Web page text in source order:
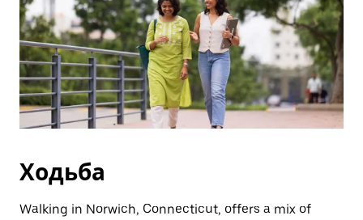
Ходьба
Walking in Norwich, Connecticut, offers a mix of